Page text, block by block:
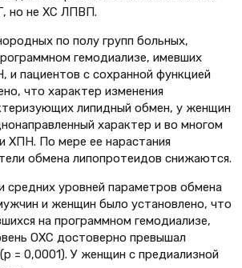
но не ХС ЛПВП.
по полу групп больных,
гемодиализе, имевших
и пациентов с сохранной функцией
что характер изменения
липидный обмен, у женщин
характер и во многом
ХПН. По мере ее нарастания
обмена липопротеидов снижаются.
средних уровней параметров обмена
и женщин было установлено, что
на программном гемодиализе,
ОХС достоверно превышал
= 0,0001). У женщин с предиализной